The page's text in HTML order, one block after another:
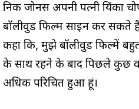
निक जोनस अपनी पत्नी प्रियंका
बॉलीवुड फिल्म साइन कर सकते
कहा कि, मुझे बॉलीवुड फिल्में
के साथ रहने के बाद पिछले कुछ
अधिक परिचित हुआ हूं।